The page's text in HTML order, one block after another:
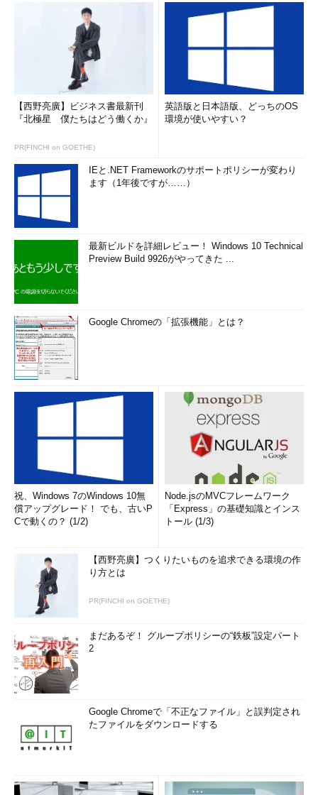
【西野亮廣】ビジネス書最新刊
『北極星 僕たちはどう働くか』
PR(FINCHI on GOETHE)
英語版と日本語版、どっちのOS
環境が使いやすい？
IEと.NET Frameworkのサポートポリシーが変わり
ます（1年後ですが……）
最新ビルドを詳細レビュー！ Windows 10 Technical
Preview Build 9926がやってきた ...
Google Chromeの「拡張機能」とは？
祝、Windows 7のWindows 10無
償アップグレード！ でも、古いP
Cで動くの？ (1/2)
Node.jsのMVCフレームワーク
「Express」の基礎知識とインス
トール (1/3)
【西野亮廣】つくりたいものを追求できる環境の作
り方とは
PR(FINCHI on GOETHE)
まだあるぞ！ グループポリシーの“鉄板”設定パート
2
Google Chromeで「不正なファイル」と誤判定され
たファイルをダウンロードする